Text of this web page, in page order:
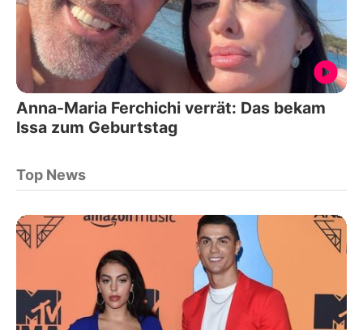
Anna-Maria Ferchichi verrät: Das bekam
Issa zum Geburtstag
Top News